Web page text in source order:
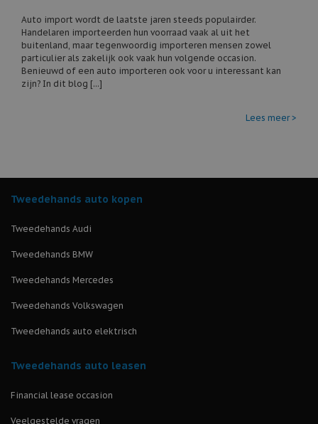
Auto import wordt de laatste jaren steeds populairder.
Handelaren importeerden hun voorraad vaak al uit het
buitenland, maar tegenwoordig importeren mensen zowel
particulier als zakelijk ook vaak hun volgende occasion.
Benieuwd of een auto importeren ook voor u interessant kan
zijn? In dit blog [...]
Lees meer >
Tweedehands auto kopen
Tweedehands Audi
Tweedehands BMW
Tweedehands Mercedes
Tweedehands Volkswagen
Tweedehands auto elektrisch
Tweedehands auto leasen
Financial lease occasion
Veelgestelde vragen